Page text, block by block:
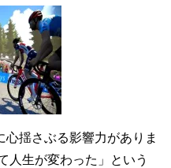
揺さぶる影響力がありま
人生が変わった」という